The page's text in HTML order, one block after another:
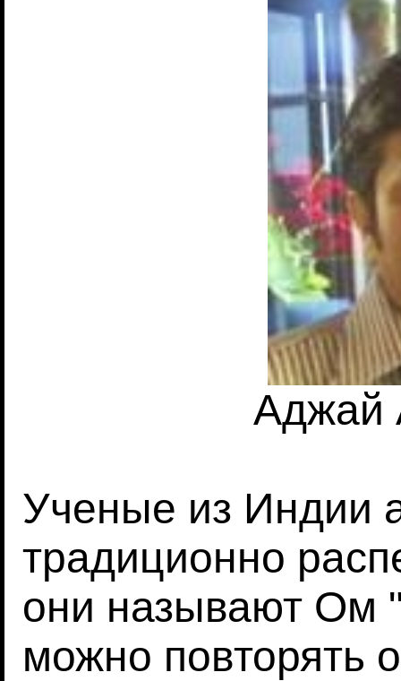
Аджай
Ученые из Индии
традиционно
они называют Ом
можно повторять